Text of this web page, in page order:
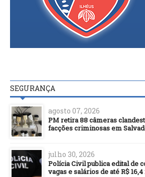
SEGURANÇA
agosto 07, 2026
PM retira 88 câmeras
facções criminosas em
julho 30, 2026
Polícia Civil publica edital de
vagas e salários de até R$